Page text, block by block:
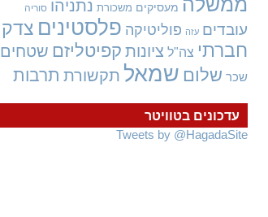
עדכונים בטוויטר
Tweets by @HagadaSite
ממשלה מעסיקים משכורת נתניהו סוריה
עובדים עזה פוליטיקה פלסטינים צדק
חברתי צה"ל ציונות קפיטליזם שטחים
שכר שלום שמאל תקשורת תרבות